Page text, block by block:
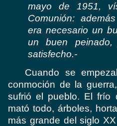
mayo de 1951,
Comunión:
era necesario un
un buen
satisfecho.-
Cuando se
conmoción de la
sufrió el pueblo. El frío
mató todo, árboles,
más grande del siglo